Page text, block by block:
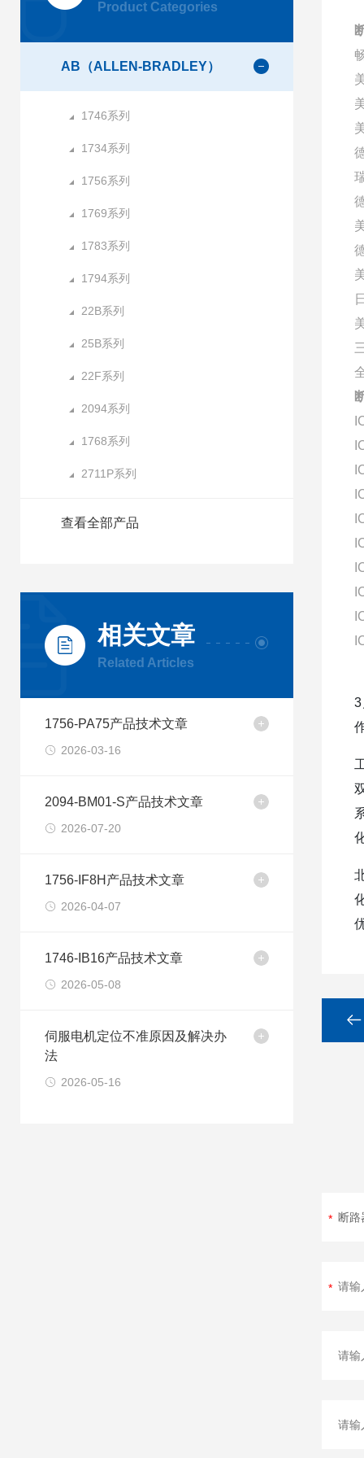
Product Categories
AB（ALLEN-BRADLEY）
1746系列
1734系列
1756系列
1769系列
1783系列
1794系列
22B系列
25B系列
22F系列
2094系列
1768系列
2711P系列
查看全部产品
相关文章
Related Articles
1756-PA75产品技术文章
2026-03-16
2094-BM01-S产品技术文章
2026-07-20
1756-IF8H产品技术文章
2026-04-07
1746-IB16产品技术文章
2026-05-08
伺服电机定位不准原因及解决办
法
2026-05-16
3